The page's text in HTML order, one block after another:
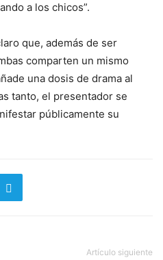
a los chicos”.
que, además de ser
comparten un mismo
una dosis de drama al
tanto, el presentador se
públicamente su
Artículo siguiente